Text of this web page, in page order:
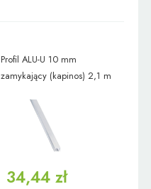
Profil ALU-U 10 mm
zamykający (kapinos) 2,1 m
34,44 zł